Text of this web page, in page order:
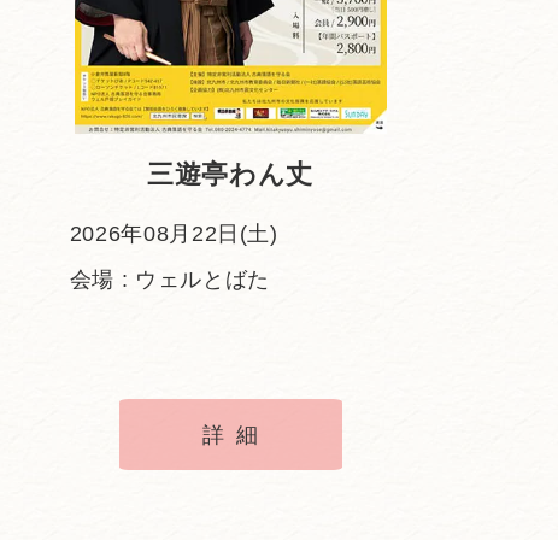
三遊亭わん丈
2026年08月22日(土)
会場 : ウェルとばた
詳細